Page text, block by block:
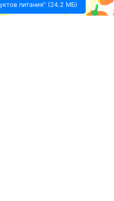
питания" (24.2 МБ)